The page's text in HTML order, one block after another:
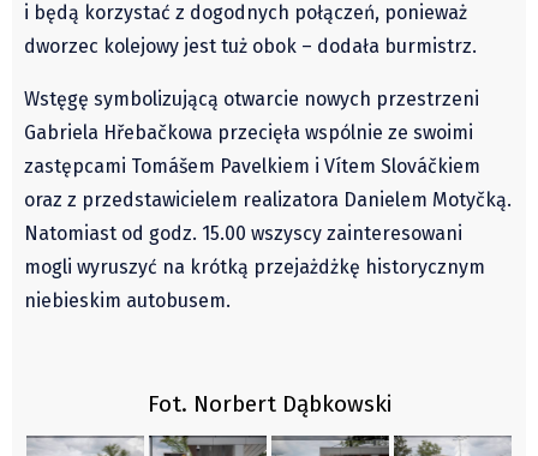
i będą korzystać z dogodnych połączeń, ponieważ
dworzec kolejowy jest tuż obok – dodała burmistrz.
Wstęgę symbolizującą otwarcie nowych przestrzeni
Gabriela Hřebačkowa przecięła wspólnie ze swoimi
zastępcami Tomášem Pavelkiem i Vítem Slováčkiem
oraz z przedstawicielem realizatora Danielem Motyčką.
Natomiast od godz. 15.00 wszyscy zainteresowani
mogli wyruszyć na krótką przejażdżkę historycznym
niebieskim autobusem.
Fot. Norbert Dąbkowski